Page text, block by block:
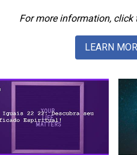
For more information, click
LEARN